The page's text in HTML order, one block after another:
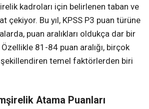
kadroları için belirlenen taban ve
çekiyor. Bu yıl, KPSS P3 puan türüne
puan aralıkları oldukça dar bir
81-84 puan aralığı, birçok
temel faktörlerden biri
Atama Puanları